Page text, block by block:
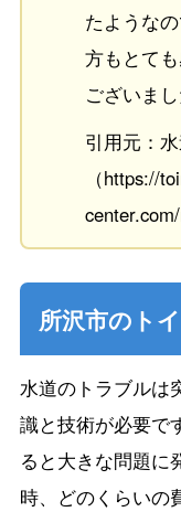
たような
方もとて
ございまし
引用元：
（https://
所沢市のト
水道のトラブルは
識と技術が必要で
ると大きな問題に
時、どのくらいの